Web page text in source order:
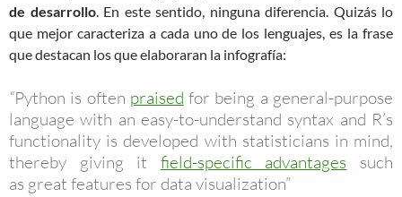
de desarrollo. En este sentido, ninguna diferencia. Quizás lo
que mejor caracteriza a cada uno de los lenguajes, es la frase
que destacan los que elaboraran la infografía:
“Python is often praised for being a general-purpose
language with an easy-to-understand syntax and R’s
functionality is developed with statisticians in mind,
thereby giving it field-specific advantages such
as great features for data visualization”